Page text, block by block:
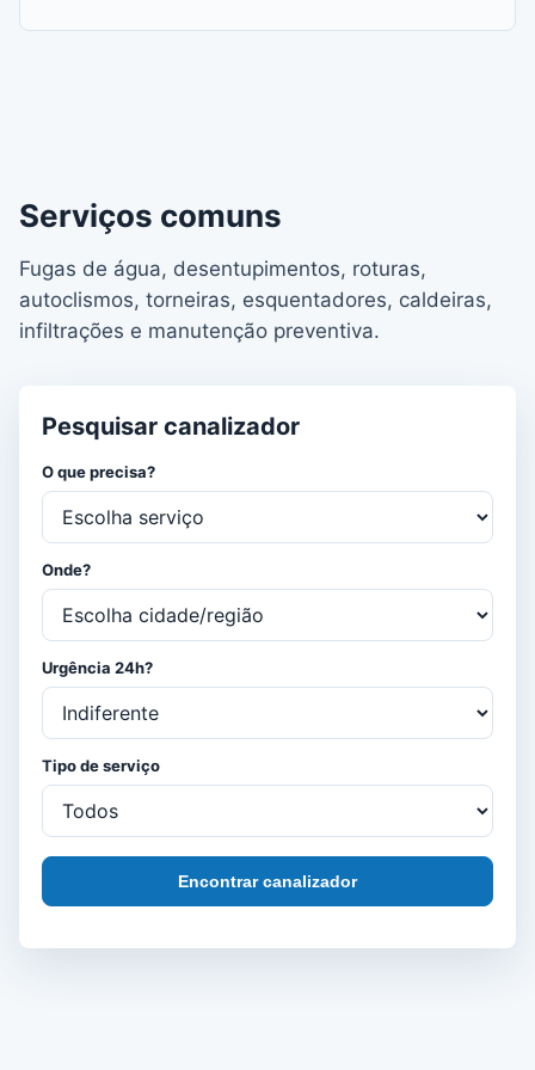
Serviços comuns
Fugas de água, desentupimentos, roturas,
autoclismos, torneiras, esquentadores, caldeiras,
infiltrações e manutenção preventiva.
Pesquisar canalizador
O que precisa?
Onde?
Urgência 24h?
Tipo de serviço
Encontrar canalizador